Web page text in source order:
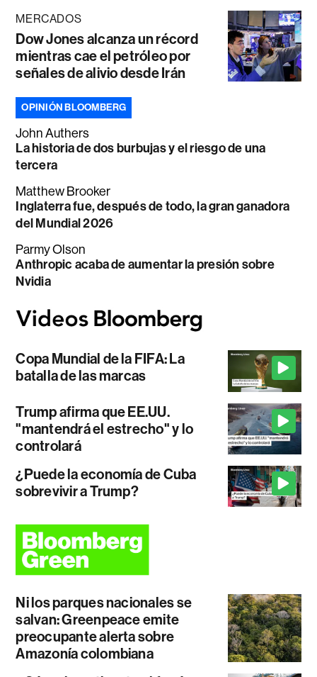
MERCADOS
Dow Jones alcanza un récord
mientras cae el petróleo por
señales de alivio desde Irán
OPINIÓN BLOOMBERG
John Authers
La historia de dos burbujas y el riesgo de una
tercera
Matthew Brooker
Inglaterra fue, después de todo, la gran ganadora
del Mundial 2026
Parmy Olson
Anthropic acaba de aumentar la presión sobre
Nvidia
Copa Mundial de la FIFA: La
batalla de las marcas
Trump afirma que EE.UU.
"mantendrá el estrecho" y lo
controlará
¿Puede la economía de Cuba
sobrevivir a Trump?
Ni los parques nacionales se
salvan: Greenpeace emite
preocupante alerta sobre
Amazonía colombiana